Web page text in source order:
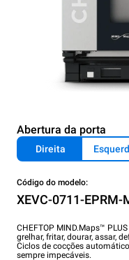
Abertura da porta
Direita
Código do modelo:
XEVC-0711-EPRM-
CHEFTOP MIND.Maps™
grelhar, fritar, dourar, assar,
Ciclos de cocções
sempre impecáveis.